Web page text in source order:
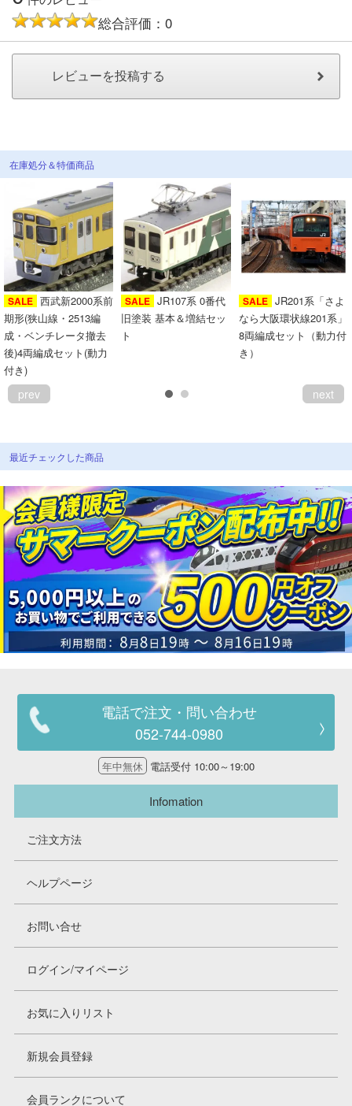
新規会員登録
レビューについて
© 2026 Mid Japan, Inc.
総合評価：0
在庫処分＆特価商品
SALE 西武新2000系前
期形(狭山線・2513編
成・ベンチレータ撤去
後)4両編成セット(動力
付き)
SALE JR107系 0番代
旧塗装 基本＆増結セッ
ト
SALE JR201系「さよ
なら大阪環状線201系」
8両編成セット（動力付
き）
prev next
最近チェックした商品
電話で注文・問い合わせ
052-744-0980
年中無休 電話受付 10:00～19:00
Infomation
ご注文方法
ヘルプページ
お問い合せ
ログイン/マイページ
お気に入りリスト
新規会員登録
会員ランクについて